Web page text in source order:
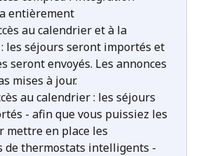
entièrement
au calendrier et à la
les séjours seront importés et
seront envoyés. Les annonces
mises à jour.
au calendrier : les séjours
- afin que vous puissiez les
mettre en place les
de thermostats intelligents -